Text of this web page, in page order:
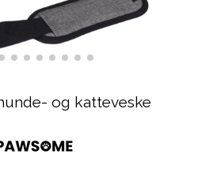
og katteveske